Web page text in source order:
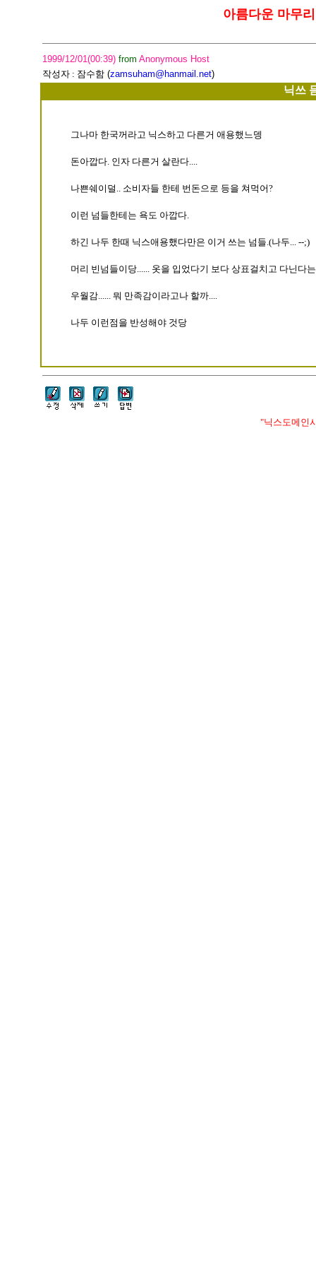
아름다운 마무
1999/12/01(00:39)from Anonymous Host
작성자 : 잠수함 (zamsuham@hanmail.net)
닉쓰
그나마 한국꺼라고 닉스하고 다른거 애용했느뎅
돈아깝다. 인자 다른거 살란다....
나쁜쉐이덜.. 소비자들 한테 번돈으로 등을 쳐먹어?
이런 넘들한테는 욕도 아깝다.
하긴 나두 한때 닉스애용했다만은 이거 쓰는 넘들.(나두... --;)
머리 빈넘들이당...... 옷을 입었다기 보다 상표걸치고 다닌다는
우월감...... 뭐 만족감이라고나 할까....
나두 이런점을 반성해야 것당
"닉스도메인